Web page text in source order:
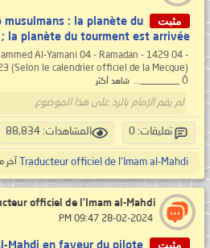
مثبت
musulmans : la planète du
la planète du tourment est arrivée..
Al-Yamani 04 - Ramadan - 1429 04 -
(Selon le calendrier officiel de la Mecque)
________ Ô...
شاهد أكثر
لم يقم الإمام بالرد على هذا الموضوع
تعليقات: 0 المشاهدات: 88,834
Traducteur officiel de l'Imam al-Mahdi آخر
officiel de l'Imam al-Mahdi
مثبت Mahdi en faveur du pilote